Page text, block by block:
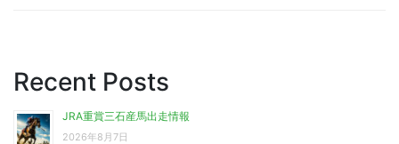
Recent Posts
JRA重賞三石産馬出走情報
2026年8月7日